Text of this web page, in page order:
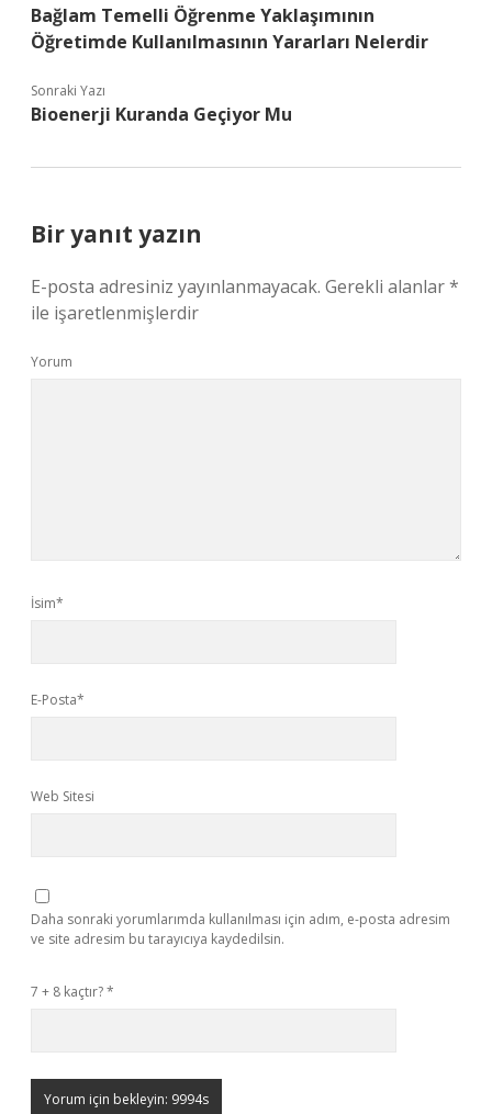
Bağlam Temelli Öğrenme Yaklaşımının
Öğretimde Kullanılmasının Yararları Nelerdir
Sonraki Yazı
Bioenerji Kuranda Geçiyor Mu
Bir yanıt yazın
E-posta adresiniz yayınlanmayacak. Gerekli alanlar*
ile işaretlenmişlerdir
Yorum
İsim*
E-Posta*
Web Sitesi
Daha sonraki yorumlarımda kullanılması için adım, e-posta adresim
ve site adresim bu tarayıcıya kaydedilsin.
7 + 8 kaçtır?*